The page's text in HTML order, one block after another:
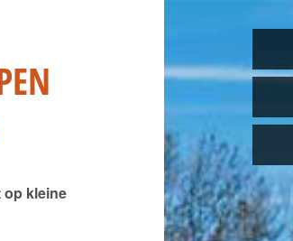
op kleine